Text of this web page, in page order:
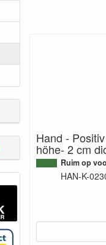
Hand -
höhe- 2 cm
Ruim op
HAN-K-